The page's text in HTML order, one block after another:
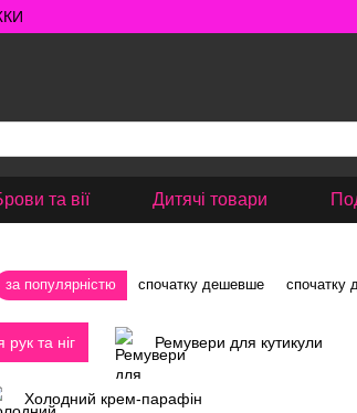
та вії Дитячі товари
за популярністю спочатку дешевше спочатку
та ніг Ремувери для кутикули
Холодний крем-парафін